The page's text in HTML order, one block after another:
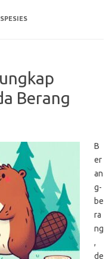
Berang
B
er
an
g-
be
ra
ng
,
de